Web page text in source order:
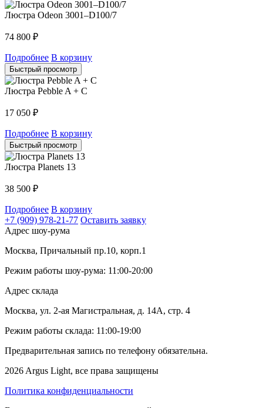
Люстра Odeon 3001–D100/7
74 800 ₽
Подробнее В корзину
Быстрый просмотр
Люстра Pebble A + C
17 050 ₽
Подробнее В корзину
Быстрый просмотр
Люстра Planets 13
38 500 ₽
Подробнее В корзину
+7 (909) 978-21-77 Оставить заявку
Адрес шоу-рума
Москва, Причальный пр.10, корп.1
Режим работы шоу-рума: 11:00-20:00
Адрес склада
Москва, ул. 2-ая Магистральная, д. 14А, стр. 4
Режим работы склада: 11:00-19:00
Предварительная запись по телефону обязательна.
2026 Argus Light, все права защищены
Политика конфиденциальности